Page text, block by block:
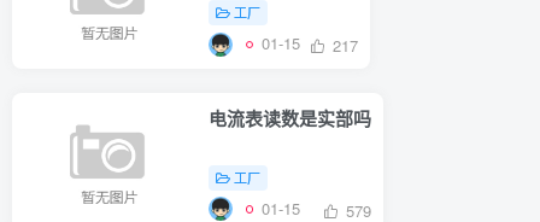
工厂
01-15 217
电流表读数是实部吗
工厂
01-15 579